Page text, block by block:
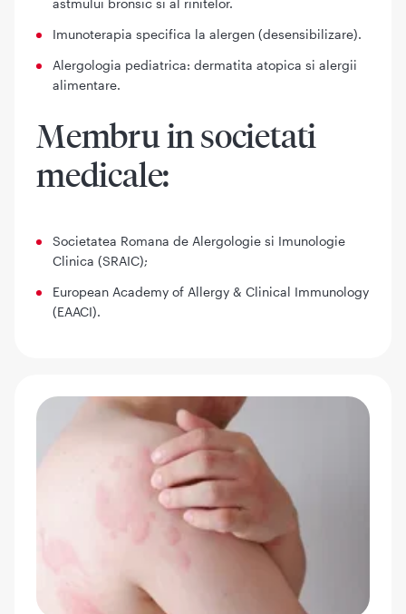
astmului bronsic si al rinitelor.
Imunoterapia specifica la alergen (desensibilizare).
Alergologia pediatrica: dermatita atopica si alergii
alimentare.
Membru in societati
medicale:
Societatea Romana de Alergologie si Imunologie
Clinica (SRAIC);
European Academy of Allergy & Clinical Immunology
(EAACI).